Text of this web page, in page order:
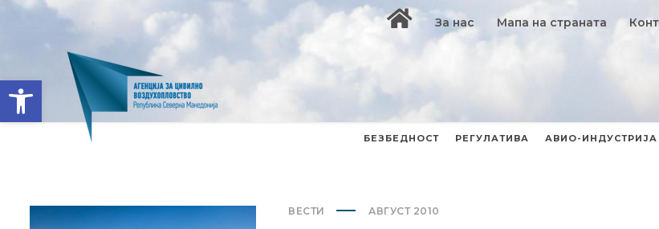
Open toolbar
За нас Мапа на страната
БЕЗБЕДНОСТ РЕГУЛАТИВА АВИО-ИНДУСТРИЈА
ВЕСТИ АВГУСТ 2010